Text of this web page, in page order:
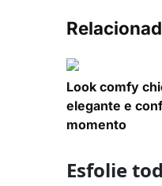
Look comfy
elegante e
momento
Esfolie